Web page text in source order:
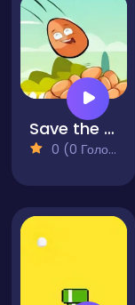
Save the Egg
0 (0 Голосів)